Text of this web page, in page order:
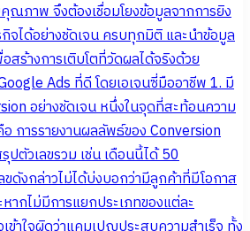
ภาพ จึงต้องเชื่อมโยงข้อมูลจากการยิง
จได้อย่างชัดเจน ครบทุกมิติ และนำข้อมูล
ร้างการเติบโตที่วัดผลได้จริงด้วย
Ads ที่ดี โดยเอเจนซี่มืออาชีพ 1. มี
อย่างชัดเจน หนึ่งในจุดที่สะท้อนความ
การรายงานผลลัพธ์ของ Conversion
ปตัวเลขรวม เช่น เดือนนี้ได้ 50
ขดังกล่าวไม่ได้บ่งบอกว่ามีลูกค้าที่มีโอกาส
ากไม่มีการแยกประเภทของแต่ละ